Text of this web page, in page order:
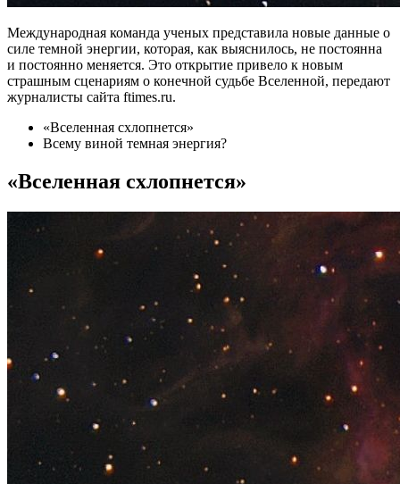
Международная команда ученых представила новые данные о
силе темной энергии, которая, как выяснилось, не постоянна
и постоянно меняется. Это открытие привело к новым
страшным сценариям о конечной судьбе Вселенной, передают
журналисты сайта ftimes.ru.
«Вселенная схлопнется»
Всему виной темная энергия?
«Вселенная схлопнется»